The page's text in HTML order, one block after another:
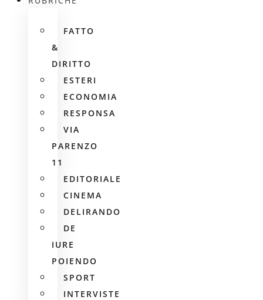
FATTO
&
DIRITTO
ESTERI
ECONOMIA
RESPONSA
VIA
PARENZO
11
EDITORIALE
CINEMA
DELIRANDO
DE
IURE
POIENDO
SPORT
INTERVISTE